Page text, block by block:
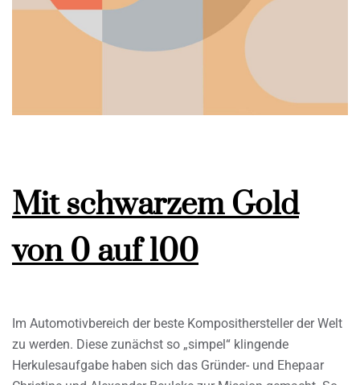
Mit schwarzem Gold
von 0 auf 100
Im Automotivbereich der beste Komposithersteller der Welt
zu werden. Diese zunächst so „simpel“ klingende
Herkulesaufgabe haben sich das Gründer- und Ehepaar